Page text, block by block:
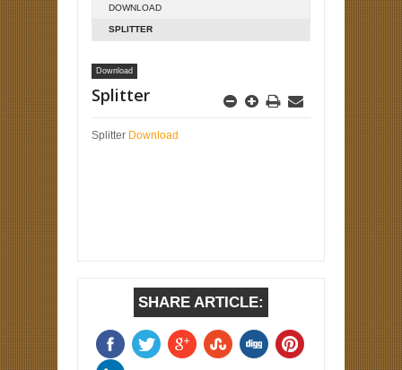
DOWNLOAD
SPLITTER
Download
Splitter
Splitter Download
SHARE ARTICLE: